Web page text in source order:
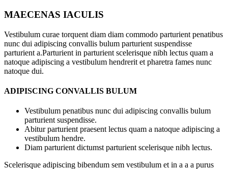
MAECENAS IACULIS
Vestibulum curae torquent diam diam commodo parturient penatibus
nunc dui adipiscing convallis bulum parturient suspendisse
parturient a.Parturient in parturient scelerisque nibh lectus quam a
natoque adipiscing a vestibulum hendrerit et pharetra fames nunc
natoque dui.
ADIPISCING CONVALLIS BULUM
Vestibulum penatibus nunc dui adipiscing convallis bulum
parturient suspendisse.
Abitur parturient praesent lectus quam a natoque adipiscing a
vestibulum hendre.
Diam parturient dictumst parturient scelerisque nibh lectus.
Scelerisque adipiscing bibendum sem vestibulum et in a a a purus